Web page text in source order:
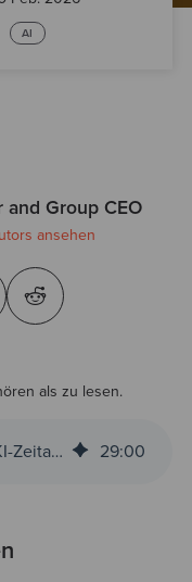
AI
and Group CEO
ansehen
als zu lesen.
Software Craftsmanship im KI-Zeitalter 29:00